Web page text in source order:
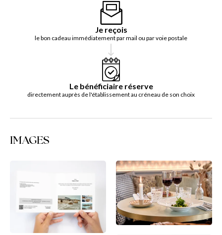
Je reçois
le bon cadeau immédiatement par mail ou par voie postale
Le bénéficiaire réserve
directement auprès de l'établissement au créneau de son choix
IMAGES